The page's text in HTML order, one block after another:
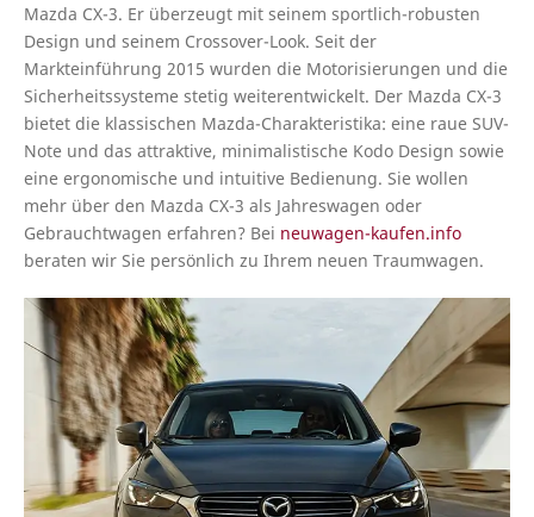
Mazda CX-3. Er überzeugt mit seinem sportlich-robusten
Design und seinem Crossover-Look. Seit der
Markteinführung 2015 wurden die Motorisierungen und die
Sicherheitssysteme stetig weiterentwickelt. Der Mazda CX-3
bietet die klassischen Mazda-Charakteristika: eine raue SUV-
Note und das attraktive, minimalistische Kodo Design sowie
eine ergonomische und intuitive Bedienung. Sie wollen
mehr über den Mazda CX-3 als Jahreswagen oder
Gebrauchtwagen erfahren? Bei neuwagen-kaufen.info
beraten wir Sie persönlich zu Ihrem neuen Traumwagen.